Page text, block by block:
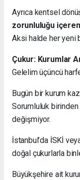
Ayrıca kentsel
zorunluluğu içeren
Aksi halde her yeni
Çukur: Kurumlar
Gelelim üçüncü
Bugün bir kurum
Sorumluluk birinden
değişmiyor.
İstanbul’da İSKİ
doğal çukurlarla
Büyükşehire ait